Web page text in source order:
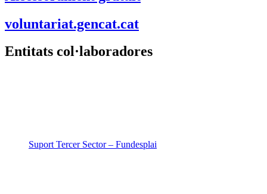
voluntariat.gencat.cat
Entitats col·laboradores
Suport Tercer Sector – Fundesplai